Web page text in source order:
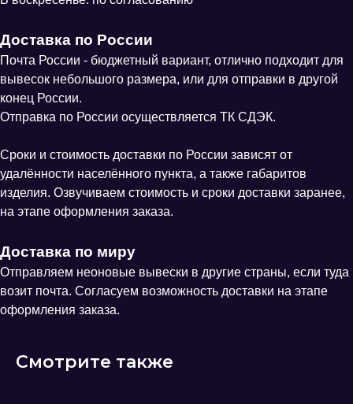
Доставка по России
Почта России - бюджетный вариант, отлично подходит для
вывесок небольшого размера, или для отправки в другой
конец России.
Отправка по России осуществляется ТК СДЭК.
Сроки и стоимость доставки по России зависят от
удалённости населённого пункта, а также габаритов
изделия. Озвучиваем стоимость и сроки доставки заранее,
на этапе оформления заказа.
Доставка по миру
Отправляем неоновые вывески в другие страны, если туда
возит почта. Согласуем возможность доставки на этапе
оформления заказа.
Смотрите также